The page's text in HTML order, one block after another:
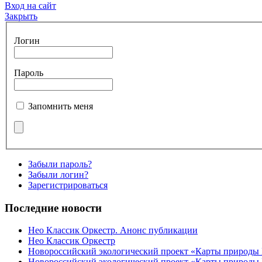
Вход на сайт
Закрыть
Логин
Пароль
Запомнить меня
Забыли пароль?
Забыли логин?
Зарегистрироваться
Последние новости
Нео Классик Оркестр. Анонс публикации
Нео Классик Оркестр
Новороссийский экологический проект «Карты